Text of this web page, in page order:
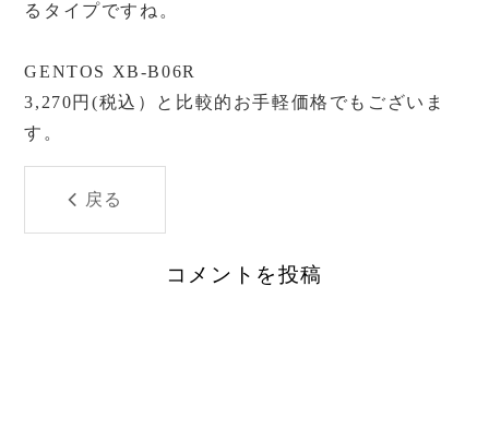
るタイプですね。
GENTOS XB-B06R
3,270円(税込）と比較的お手軽価格でもございま
す。
戻る
コメントを投稿